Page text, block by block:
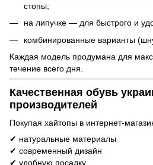
стопы;
на липучке — для быстрого и
комбинированные варианты
Каждая модель продумана для
течение всего дня.
Качественная обувь
производителей
Покупая хайтопы в интернет-
✔ натуральные материалы
✔ современный дизайн
✔ удобную посадку